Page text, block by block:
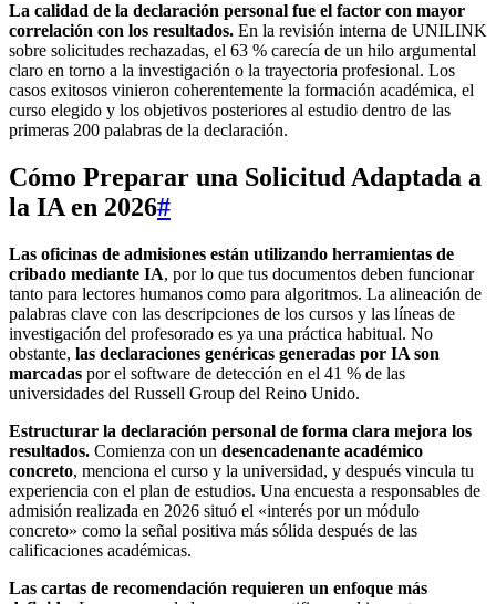
La calidad de la declaración personal fue el factor con mayor
correlación con los resultados. En la revisión interna de UNILINK
sobre solicitudes rechazadas, el 63 % carecía de un hilo argumental
claro en torno a la investigación o la trayectoria profesional. Los
casos exitosos vinieron coherentemente la formación académica, el
curso elegido y los objetivos posteriores al estudio dentro de las
primeras 200 palabras de la declaración.
Cómo Preparar una Solicitud Adaptada a
la IA en 2026#
Las oficinas de admisiones están utilizando herramientas de
cribado mediante IA, por lo que tus documentos deben funcionar
tanto para lectores humanos como para algoritmos. La alineación de
palabras clave con las descripciones de los cursos y las líneas de
investigación del profesorado es ya una práctica habitual. No
obstante, las declaraciones genéricas generadas por IA son
marcadas por el software de detección en el 41 % de las
universidades del Russell Group del Reino Unido.
Estructurar la declaración personal de forma clara mejora los
resultados. Comienza con un desencadenante académico
concreto, menciona el curso y la universidad, y después vincula tu
experiencia con el plan de estudios. Una encuesta a responsables de
admisión realizada en 2026 situó el «interés por un módulo
concreto» como la señal positiva más sólida después de las
calificaciones académicas.
Las cartas de recomendación requieren un enfoque más